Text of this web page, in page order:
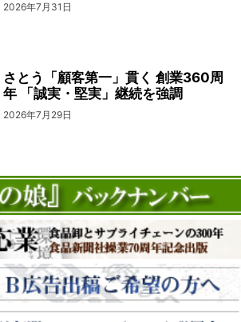
2026年7月31日
さとう「顧客第一」貫く 創業360周
年 「誠実・堅実」継続を強調
2026年7月29日